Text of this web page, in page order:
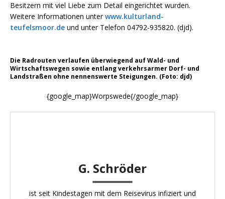
Besitzern mit viel Liebe zum Detail eingerichtet wurden.
Weitere Informationen unterwww.kulturland-
teufelsmoor.de und unter Telefon 04792-935820. (djd).
Die Radrouten verlaufen überwiegend auf Wald- und
Wirtschaftswegen sowie entlang verkehrsarmer Dorf- und
Landstraßen ohne nennenswerte Steigungen. (Foto: djd)
{google_map}Worpswede{/google_map}
G. Schröder
ist seit Kindestagen mit dem Reisevirus infiziert und